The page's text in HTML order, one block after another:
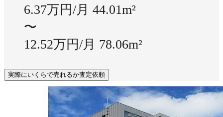
6.37万円/月 44.01m²
〜
12.52万円/月 78.06m²
実際にいくらで売れるか査定依頼